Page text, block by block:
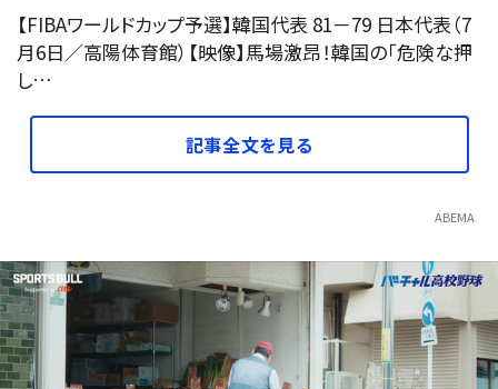
【FIBAワールドカップ予選】韓国代表 81－79 日本代表（7
月6日／高陽体育館）【映像】馬場激昂！韓国の「危険な押
し…
記事全文を見る
ABEMA